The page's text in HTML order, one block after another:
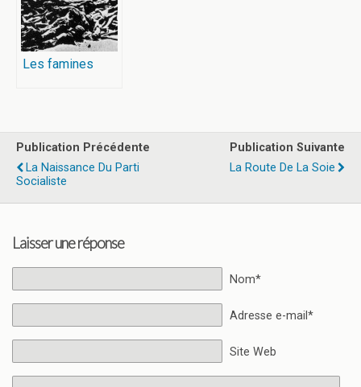
Les famines
Publication Précédente
La Naissance Du Parti
Socialiste
Publication Suivante
La Route De La Soie
Laisser une réponse
Nom*
Adresse e-mail*
Site Web